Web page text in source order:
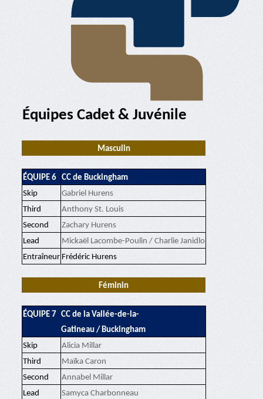
Équipes Cadet & Juvénile
Masculin
ÉQUIPE 6
CC de Buckingham
Skip
Gabriel Hurens
Third
Anthony St. Louis
Second
Zachary Hurens
Lead
Mickaël Lacombe-Poulin / Charlie Janidlo
Entraîneur Frédéric Hurens
Féminin
ÉQUIPE 7
CC de la Vallée-de-la-
Gatineau / Buckingham
Skip
Alicia Millar
Third
Maïka Caron
Second
Annabel Millar
Lead
Samyca Charbonneau